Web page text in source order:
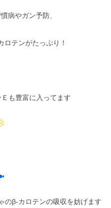
病やガン予防、
ロテンがたっぷり！
も豊富に入ってます
のβ-カロテンの吸収を妨げます